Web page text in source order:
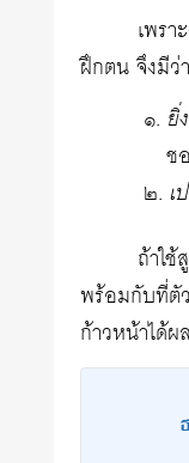
เพร
ฝึกตน จึงมีว่า
๑. ยิ่
ช
๒. เ
ถ้าใ
พร้อมกับที่
ก้าวหน้าได้